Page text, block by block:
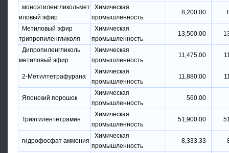
моноэтиленгликольмет
иловый эфир
Химическая
промышленность
8,200.00
Метиловый эфир
трипропиленгликоля
Химическая
промышленность
13,500.00
Дипропиленгликоль
метиловый эфир
Химическая
промышленность
11,475.00
2-Метилтетрафурана
Химическая
промышленность
11,880.00
Японский порошок
Химическая
промышленность
560.00
Триэтилентетрамин
Химическая
промышленность
51,900.00
гидрофосфат аммония
Химическая
промышленность
8,333.33